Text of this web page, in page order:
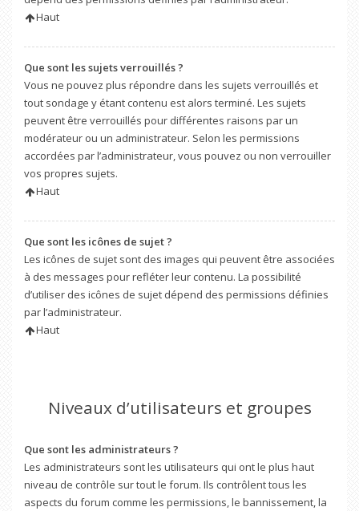
Haut
Que sont les sujets verrouillés ?
Vous ne pouvez plus répondre dans les sujets verrouillés et
tout sondage y étant contenu est alors terminé. Les sujets
peuvent être verrouillés pour différentes raisons par un
modérateur ou un administrateur. Selon les permissions
accordées par l’administrateur, vous pouvez ou non verrouiller
vos propres sujets.
Haut
Que sont les icônes de sujet ?
Les icônes de sujet sont des images qui peuvent être associées
à des messages pour refléter leur contenu. La possibilité
d’utiliser des icônes de sujet dépend des permissions définies
par l’administrateur.
Haut
Niveaux d’utilisateurs et groupes
Que sont les administrateurs ?
Les administrateurs sont les utilisateurs qui ont le plus haut
niveau de contrôle sur tout le forum. Ils contrôlent tous les
aspects du forum comme les permissions, le bannissement, la